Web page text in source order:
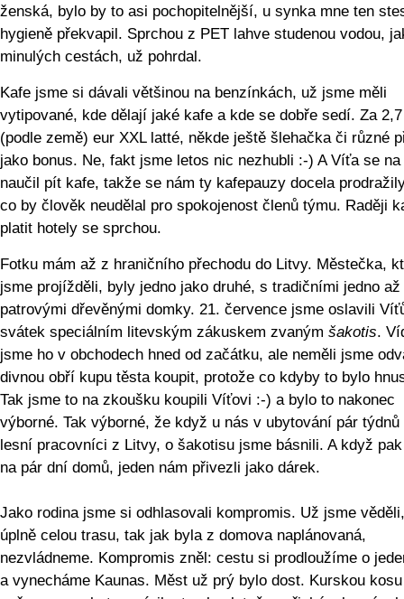
ženská, bylo by to asi pochopitelnější, u synka mne ten
hygieně překvapil. Sprchou z PET lahve studenou vodou,
minulých cestách, už pohrdal.
Kafe jsme si dávali většinou na benzínkách, už jsme měli
vytipované, kde dělají jaké kafe a kde se dobře sedí. Za
(podle země) eur XXL latté, někde ještě šlehačka či různé
jako bonus. Ne, fakt jsme letos nic nezhubli :-) A Víťa se na
naučil pít kafe, takže se nám ty kafepauzy docela
co by člověk neudělal pro spokojenost členů týmu. Raději
platit hotely se sprchou.
Fotku mám až z hraničního přechodu do Litvy. Městečka,
jsme projížděli, byly jedno jako druhé, s tradičními jedno až
patrovými dřevěnými domky. 21. července jsme oslavili
svátek speciálním litevským zákuskem zvaným šakotis.
jsme ho v obchodech hned od začátku, ale neměli jsme
divnou obří kupu těsta koupit, protože co kdyby to bylo
Tak jsme to na zkoušku koupili Víťovi :-) a bylo to nakonec
výborné. Tak výborné, že když u nás v ubytování pár týdnů
lesní pracovníci z Litvy, o šakotisu jsme básnili. A když
na pár dní domů, jeden nám přivezli jako dárek.
Jako rodina jsme si odhlasovali kompromis. Už jsme
úplně celou trasu, tak jak byla z domova naplánovaná,
nezvládneme. Kompromis zněl: cestu si prodloužíme o
a vynecháme Kaunas. Měst už prý bylo dost. Kurskou